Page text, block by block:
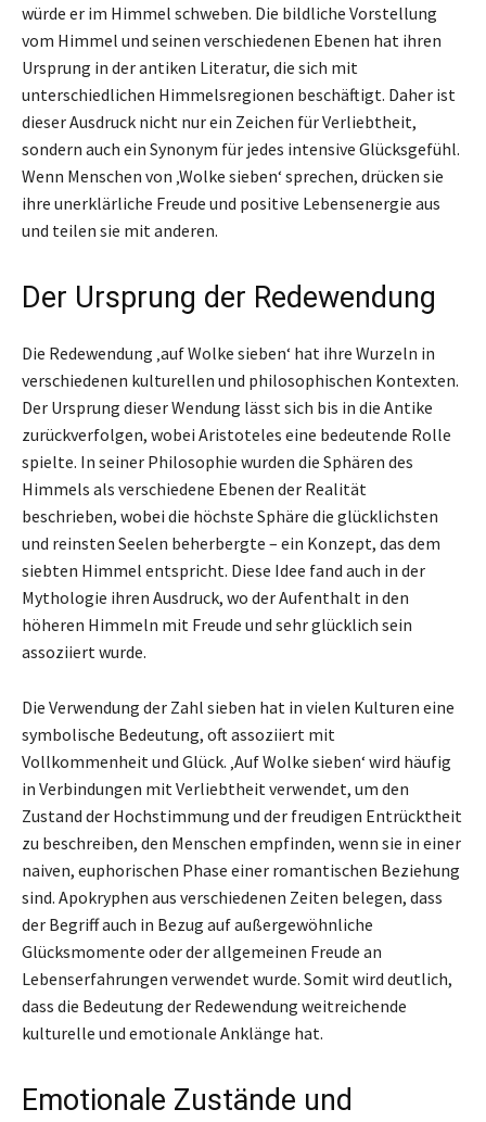
würde er im Himmel schweben. Die bildliche Vorstellung
vom Himmel und seinen verschiedenen Ebenen hat ihren
Ursprung in der antiken Literatur, die sich mit
unterschiedlichen Himmelsregionen beschäftigt. Daher ist
dieser Ausdruck nicht nur ein Zeichen für Verliebtheit,
sondern auch ein Synonym für jedes intensive Glücksgefühl.
Wenn Menschen von ‚Wolke sieben‘ sprechen, drücken sie
ihre unerklärliche Freude und positive Lebensenergie aus
und teilen sie mit anderen.
Der Ursprung der Redewendung
Die Redewendung ‚auf Wolke sieben‘ hat ihre Wurzeln in
verschiedenen kulturellen und philosophischen Kontexten.
Der Ursprung dieser Wendung lässt sich bis in die Antike
zurückverfolgen, wobei Aristoteles eine bedeutende Rolle
spielte. In seiner Philosophie wurden die Sphären des
Himmels als verschiedene Ebenen der Realität
beschrieben, wobei die höchste Sphäre die glücklichsten
und reinsten Seelen beherbergte – ein Konzept, das dem
siebten Himmel entspricht. Diese Idee fand auch in der
Mythologie ihren Ausdruck, wo der Aufenthalt in den
höheren Himmeln mit Freude und sehr glücklich sein
assoziiert wurde.
Die Verwendung der Zahl sieben hat in vielen Kulturen eine
symbolische Bedeutung, oft assoziiert mit
Vollkommenheit und Glück. ‚Auf Wolke sieben‘ wird häufig
in Verbindungen mit Verliebtheit verwendet, um den
Zustand der Hochstimmung und der freudigen Entrücktheit
zu beschreiben, den Menschen empfinden, wenn sie in einer
naiven, euphorischen Phase einer romantischen Beziehung
sind. Apokryphen aus verschiedenen Zeiten belegen, dass
der Begriff auch in Bezug auf außergewöhnliche
Glücksmomente oder der allgemeinen Freude an
Lebenserfahrungen verwendet wurde. Somit wird deutlich,
dass die Bedeutung der Redewendung weitreichende
kulturelle und emotionale Anklänge hat.
Emotionale Zustände und